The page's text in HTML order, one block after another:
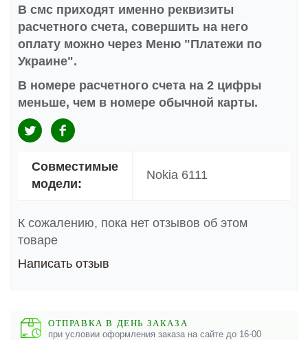
В смс приходят именно реквизиты
расчетного счета, совершить на него
оплату можно через Меню "Платежи по
Украине".
В номере расчетного счета на 2 цифры
меньше, чем в номере обычной карты.
Совместимые
модели:
Nokia 6111
К сожалению, пока нет отзывов об этом
товаре
Написать отзыв
ОТПРАВКА В ДЕНЬ ЗАКАЗА
при условии оформления заказа на сайте до 16-00